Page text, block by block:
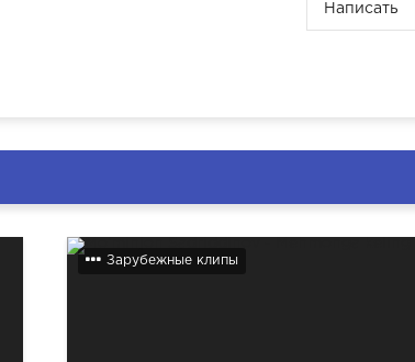
Написать
Зарубежные клипы